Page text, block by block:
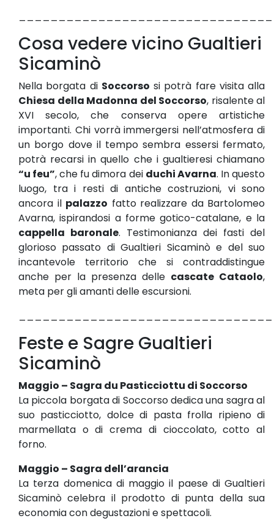
Cosa vedere vicino Gualtieri
Sicaminò
Nella borgata di Soccorso si potrà fare visita alla
Chiesa della Madonna del Soccorso, risalente al
XVI secolo, che conserva opere artistiche
importanti. Chi vorrà immergersi nell’atmosfera di
un borgo dove il tempo sembra essersi fermato,
potrà recarsi in quello che i gualtieresi chiamano
“u feu”, che fu dimora dei duchi Avarna. In questo
luogo, tra i resti di antiche costruzioni, vi sono
ancora il palazzo fatto realizzare da Bartolomeo
Avarna, ispirandosi a forme gotico-catalane, e la
cappella baronale. Testimonianza dei fasti del
glorioso passato di Gualtieri Sicaminò e del suo
incantevole territorio che si contraddistingue
anche per la presenza delle cascate Cataolo,
meta per gli amanti delle escursioni.
Feste e Sagre Gualtieri
Sicaminò
Maggio – Sagra du Pasticciottu di Soccorso
La piccola borgata di Soccorso dedica una sagra al
suo pasticciotto, dolce di pasta frolla ripieno di
marmellata o di crema di cioccolato, cotto al
forno.
Maggio – Sagra dell’arancia
La terza domenica di maggio il paese di Gualtieri
Sicaminò celebra il prodotto di punta della sua
economia con degustazioni e spettacoli.